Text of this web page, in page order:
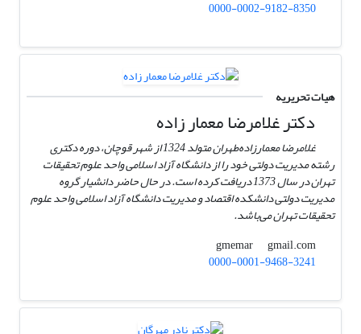
0000-0002-9182-8350
هیات تحریریه
دکتر غلامرضا معمار زاده
غلامرضا معمارزاده‌طهران متولد 1324 از شهر قوچان، دوره دکتری
رشته مدیریت دولتی خود را از دانشگاه آزاد اسلامی واحد علوم تحقیقات
تهران در سال 1373 دریافت کرده است. در حال حاضر دانشیار گروه
مدیریت دولتی دانشکده اقتصاد و مدیریت دانشگاه آزاد اسلامی واحد علوم
تحقیقات تهران می‌باشد.
gmemar
gmail.com
0000-0001-9468-3241